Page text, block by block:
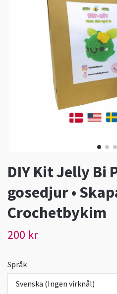
DIY Kit Jelly Bi
gosedjur •
Crochetbykim
200 kr
Språk
Svenska (Ingen virknål)